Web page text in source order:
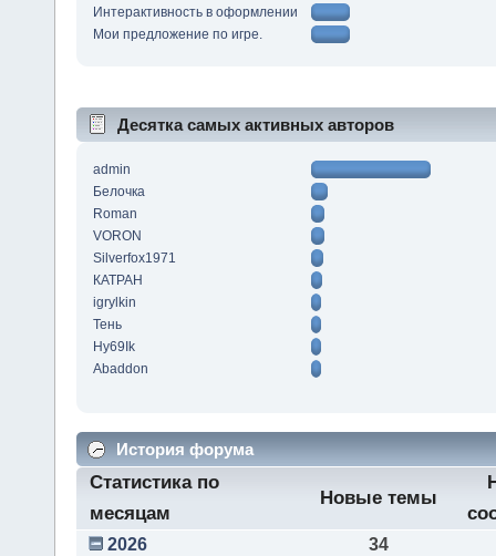
Интерактивность в оформлении
Мои предложение по игре.
Десятка самых активных авторов
admin
Белочка
Roman
VORON
Silverfox1971
КАТРАН
igrylkin
Тень
Hy69Ik
Abaddon
История форума
Статистика по
месяцам
Новые темы
2026
34